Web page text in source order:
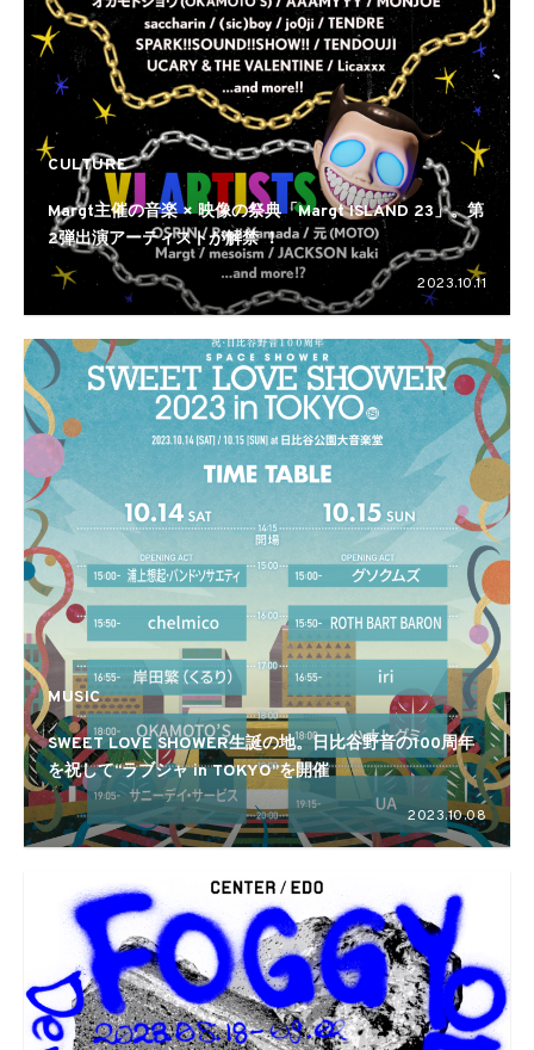
CULTURE
Margt主催の音楽 × 映像の祭典「Margt ISLAND 23」。第
2弾出演アーティストが解禁 ！
2023.10.11
MUSIC
SWEET LOVE SHOWER生誕の地。日比谷野音の100周年
を祝して“ラブシャ in TOKYO”を開催
2023.10.08